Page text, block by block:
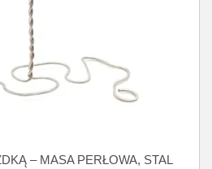
– MASA PERŁOWA, STAL